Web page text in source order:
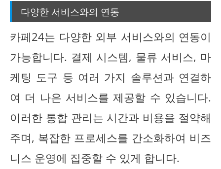
다양한 서비스와의 연동
카페24는 다양한 외부 서비스와의 연동이
가능합니다. 결제 시스템, 물류 서비스, 마
케팅 도구 등 여러 가지 솔루션과 연결하
여 더 나은 서비스를 제공할 수 있습니다.
이러한 통합 관리는 시간과 비용을 절약해
주며, 복잡한 프로세스를 간소화하여 비즈
니스 운영에 집중할 수 있게 합니다.